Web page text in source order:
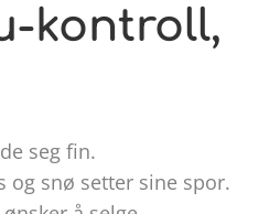
kontroll,
seg fin.
og snø setter sine spor.